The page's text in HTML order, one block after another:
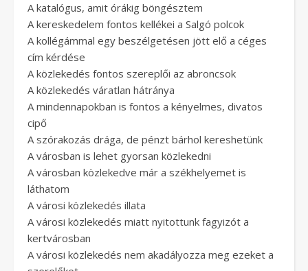
A katalógus, amit órákig böngésztem
A kereskedelem fontos kellékei a Salgó polcok
A kollégámmal egy beszélgetésen jött elő a céges
cím kérdése
A közlekedés fontos szereplői az abroncsok
A közlekedés váratlan hátránya
A mindennapokban is fontos a kényelmes, divatos
cipő
A szórakozás drága, de pénzt bárhol kereshetünk
A városban is lehet gyorsan közlekedni
A városban közlekedve már a székhelyemet is
láthatom
A városi közlekedés illata
A városi közlekedés miatt nyitottunk fagyizót a
kertvárosban
A városi közlekedés nem akadályozza meg ezeket a